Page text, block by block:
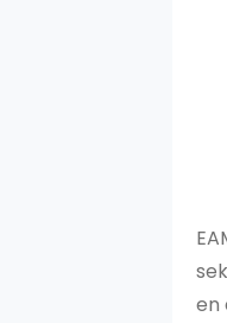
en